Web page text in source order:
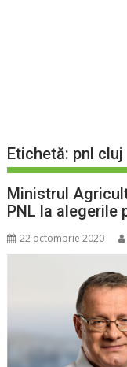
Etichetă: pnl cluj
Ministrul
PNL la alegerile
22 octombrie 2020